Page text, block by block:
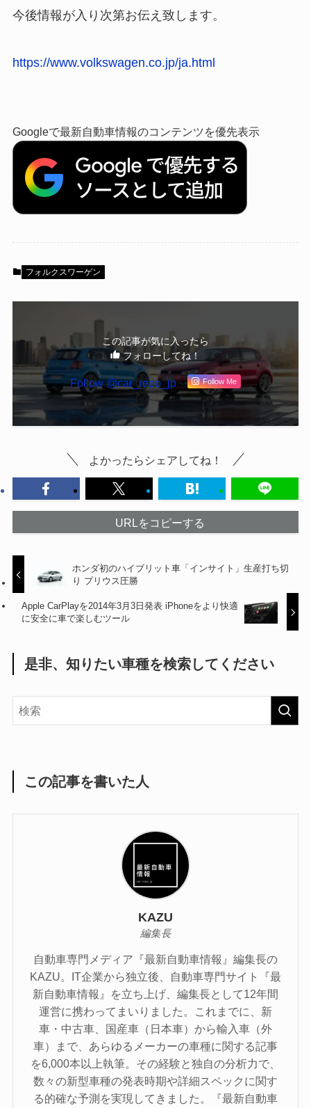
今後情報が入り次第お伝え致します。
https://www.volkswagen.co.jp/ja.html
Googleで最新自動車情報のコンテンツを優先表示
フォルクスワーゲン
この記事が気に入ったら
フォローしてね！
Follow @car_repo_jp Follow Me
よかったらシェアしてね！
URLをコピーする
ホンダ初のハイブリット車「インサイト」生産打ち切
り プリウス圧勝
Apple CarPlayを2014年3月3日発表 iPhoneをより快適
に安全に車で楽しむツール
是非、知りたい車種を検索してください
この記事を書いた人
KAZU
編集長
自動車専門メディア『最新自動車情報』編集長の
KAZU。IT企業から独立後、自動車専門サイト『最
新自動車情報』を立ち上げ、編集長として12年間
運営に携わってまいりました。これまでに、新
車・中古車、国産車（日本車）から輸入車（外
車）まで、あらゆるメーカーの車種に関する記事
を6,000本以上執筆。その経験と独自の分析力で、
数々の新型車種の発表時期や詳細スペックに関す
る的確な予測を実現してきました。『最新自動車